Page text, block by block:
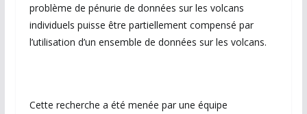
problème de pénurie de données sur les volcans
individuels puisse être partiellement compensé par
l’utilisation d’un ensemble de données sur les volcans.
Cette recherche a été menée par une équipe